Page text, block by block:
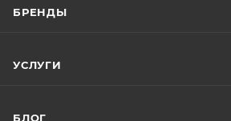
БРЕНДЫ
УСЛУГИ
БЛОГ